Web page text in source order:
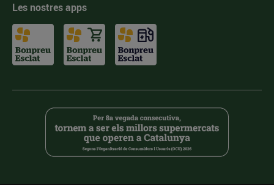
Les nostres apps